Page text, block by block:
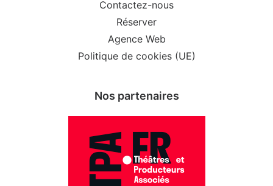
Contactez-nous
Réserver
Agence Web
Politique de cookies (UE)
Nos partenaires